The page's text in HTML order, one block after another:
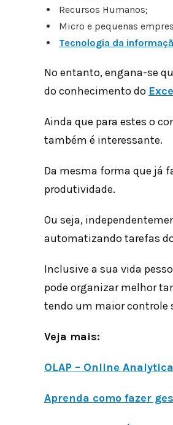
Recursos Humanos;
Micro e pequenas
Tecnologia da
No entanto, engana-se
do conhecimento do
Ainda que para estes o
também é interessante.
Da mesma forma que já
produtividade.
Ou seja,
automatizando tarefas
Inclusive a sua vida
pode organizar melhor
tendo um maior controle
Veja mais:
OLAP – Online
Aprenda como fazer